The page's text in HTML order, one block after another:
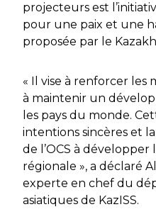
projecteurs est
pour une paix et une
proposée par le
« Il vise à renforcer les
à maintenir un
les pays du monde.
intentions sincères et
de l’OCS à
régionale », a déclaré
experte en chef du
asiatiques de KazISS.